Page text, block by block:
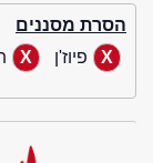
הסרת מסננים
פיוז'ן